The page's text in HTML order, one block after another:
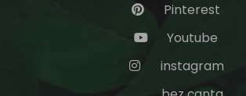
Pinterest
Youtube
instagram